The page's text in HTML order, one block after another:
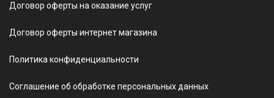
Договор оферты на оказание услуг
Договор оферты интернет магазина
Политика конфиденциальности
Соглашение об обработке персональных данных